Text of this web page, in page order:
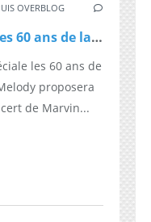
OVERBLOG
Semaine spéciale les 60 ans de la Tamla Motown : TV Melody proposera le concert de Marvin Gaya au Pavillon de Paris jamais revu depuis 1976, ce soir à 20h40
les 60 ans de
proposera
de Marvin...